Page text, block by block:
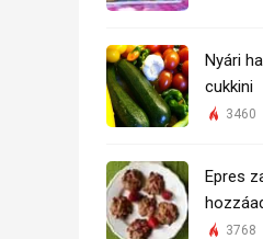
Nyári
cukkini
3460
Epres
3768